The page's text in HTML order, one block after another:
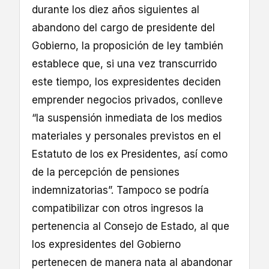
durante los diez años siguientes al
abandono del cargo de presidente del
Gobierno, la proposición de ley también
establece que, si una vez transcurrido
este tiempo, los expresidentes deciden
emprender negocios privados, conlleve
“la suspensión inmediata de los medios
materiales y personales previstos en el
Estatuto de los ex Presidentes, así como
de la percepción de pensiones
indemnizatorias”. Tampoco se podría
compatibilizar con otros ingresos la
pertenencia al Consejo de Estado, al que
los expresidentes del Gobierno
pertenecen de manera nata al abandonar